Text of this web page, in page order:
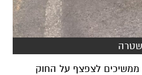
ממשיכים לצפצף על החוק